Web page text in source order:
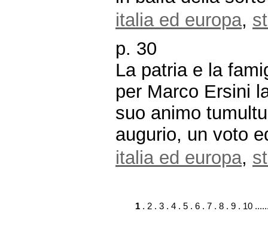
italia ed europa,
p. 30
La patria e la
per Marco Ersini
suo animo
augurio, un voto
italia ed europa,
1 . 2 . 3 . 4 . 5 . 6 . 7 . 8 . 9 . 10